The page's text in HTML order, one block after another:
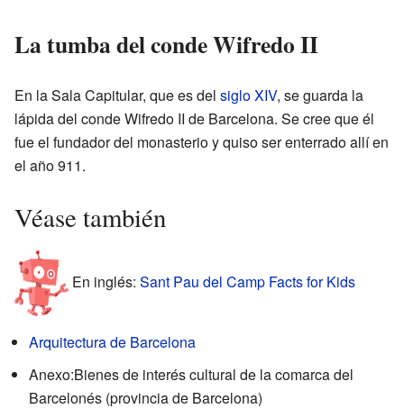
La tumba del conde Wifredo II
En la Sala Capitular, que es del siglo XIV, se guarda la
lápida del conde Wifredo II de Barcelona. Se cree que él
fue el fundador del monasterio y quiso ser enterrado allí en
el año 911.
Véase también
En inglés: Sant Pau del Camp Facts for Kids
Arquitectura de Barcelona
Anexo:Bienes de interés cultural de la comarca del
Barcelonés (provincia de Barcelona)